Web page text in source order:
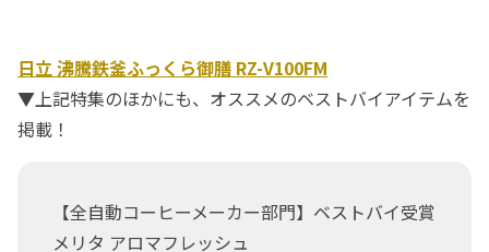
日立 沸騰鉄釜ふっくら御膳 RZ-V100FM
▼上記特集のほかにも、オススメのベストバイアイテムを
掲載！
【全自動コーヒーメーカー部門】ベストバイ受賞
メリタ アロマフレッシュ